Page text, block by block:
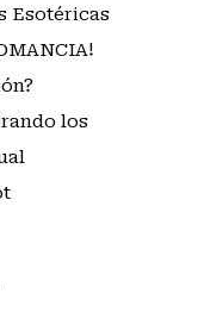
Esotéricas
los